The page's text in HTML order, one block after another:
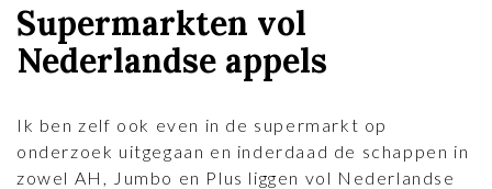
Supermarkten vol
Nederlandse appels
Ik ben zelf ook even in de supermarkt op
onderzoek uitgegaan en inderdaad de schappen in
zowel AH, Jumbo en Plus liggen vol Nederlandse